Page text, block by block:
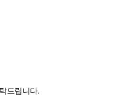
드립니다.